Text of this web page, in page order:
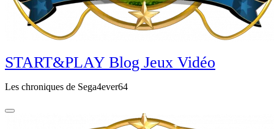
START&PLAY Blog Jeux Vidéo
Les chroniques de Sega4ever64